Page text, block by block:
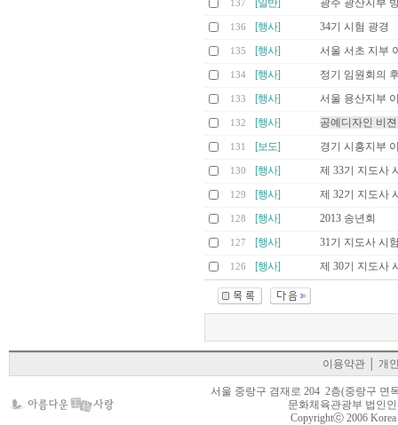
137 [일반] 광주 광산지부
136 [행사] 34기 시험 광경
135 [행사] 서울 서초 지부
134 [행사] 정기 임원회의
133 [행사] 서울 용산지부
132 [행사] 공예디자인 비
131 [보도] 경기 시흥지부
130 [행사] 제 33기 지도사
129 [행사] 제 32기 지도사
128 [행사] 2013 송년회
127 [행사] 31기 지도사 시
126 [행사] 제 30기 지도사
이용약관 │개
서울 중랑구 겸재로 204 2층(중랑구 면
문화체육관광부 법인
Copyrightⓒ 2006 Korea